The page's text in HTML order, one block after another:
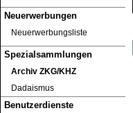
Neuerwerbungen
Neuerwerbungsliste
Spezialsammlungen
Archiv ZKG/KHZ
Dadaismus
Benutzerdienste